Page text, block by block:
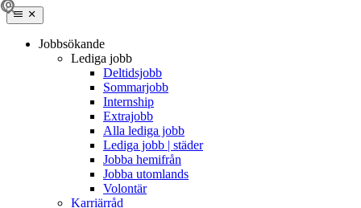
Jobbsökande
Lediga jobb
Deltidsjobb
Sommarjobb
Internship
Extrajobb
Alla lediga jobb
Lediga jobb | städer
Jobba hemifrån
Jobba utomlands
Volontär
Karriärråd